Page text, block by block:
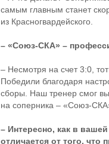
самым главным станет
из Красногвардейского.
– «Союз-СКА» –
– Несмотря на счет 3:0,
Победили благодаря
сборы. Наш тренер смог
на соперника – «Союз-
– Интересно, как в
отличается от того,